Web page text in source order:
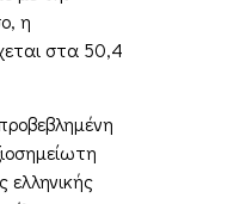
η
στα 50,4